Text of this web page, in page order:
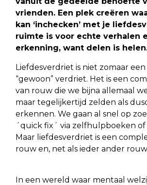
vrienden. Een plek creëren
kan ‘inchecken’ met je
ruimte is voor echte verhalen
erkenning, want delen is
Liefdesverdriet is niet zomaar
“gewoon” verdriet. Het is een
van rouw die we bijna allemaal
maar tegelijkertijd zelden als
erkennen. We gaan al snel op
´quick fix´ via zelfhulpboeken of
Maar liefdesverdriet is een
rouw en, net als ieder ander
In een wereld waar mentaal